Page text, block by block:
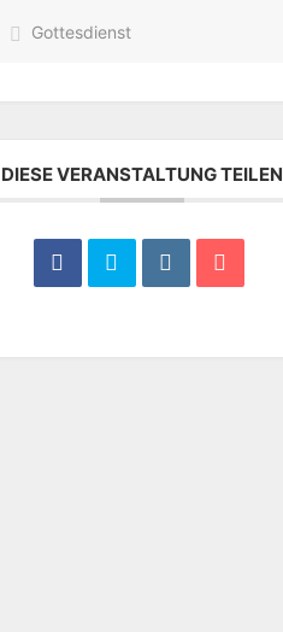
Gottesdienst
DIESE VERANSTALTUNG TEILEN